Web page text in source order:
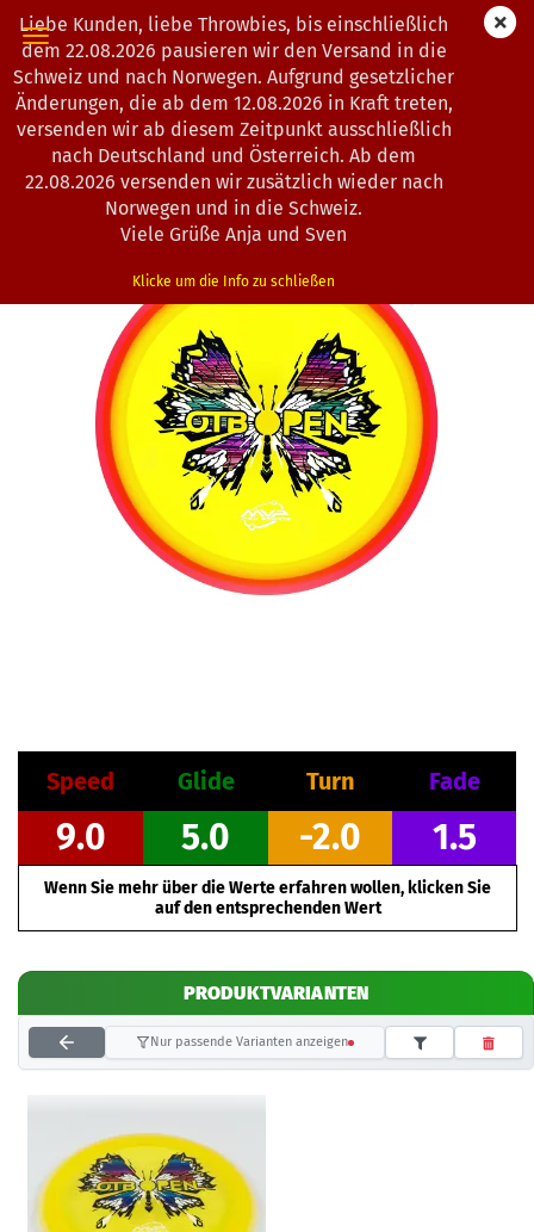
Liebe Kunden, liebe Throwbies, bis einschließlich
dem 22.08.2026 pausieren wir den Versand in die
Schweiz und nach Norwegen. Aufgrund gesetzlicher
Änderungen, die ab dem 12.08.2026 in Kraft treten,
versenden wir ab diesem Zeitpunkt ausschließlich
nach Deutschland und Österreich. Ab dem
22.08.2026 versenden wir zusätzlich wieder nach
Norwegen und in die Schweiz.
Viele Grüße Anja und Sven
Klicke um die Info zu schließen
« Erster « zurück weiter »
Letzter »
Artikel in dieser Kategorie
Axiom Discs | Insanity | Prism Proton Soft | OTB | 2026
1203133 )
Speed Glide Turn Fade
9.0 5.0 -2.0 1.5
Wenn Sie mehr über die Werte erfahren wollen, klicken Sie
auf den entsprechenden Wert
PRODUKTVARIANTEN
Nur passende Varianten anzeigen